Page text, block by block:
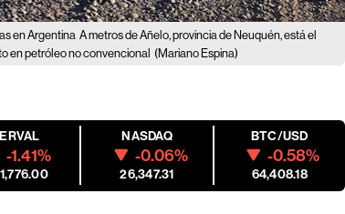
en Argentina A metros de Añelo, provincia de Neuquén, está el
en petróleo no convencional (Mariano Espina)
-1.41%
NASDAQ
-0.06%
26,347.31
BTC/USD
-0.58%
64,408.18